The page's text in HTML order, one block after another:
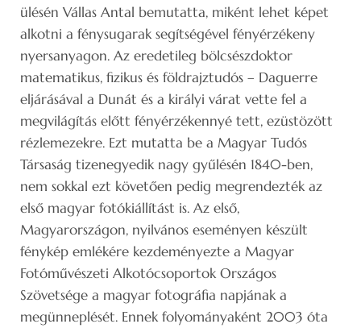
ülésén Vállas Antal bemutatta, miként lehet képet
alkotni a fénysugarak segítségével fényérzékeny
nyersanyagon. Az eredetileg bölcsészdoktor
matematikus, fizikus és földrajztudós – Daguerre
eljárásával a Dunát és a királyi várat vette fel a
megvilágítás előtt fényérzékennyé tett, ezüstözött
rézlemezekre. Ezt mutatta be a Magyar Tudós
Társaság tizenegyedik nagy gyűlésén 1840-ben,
nem sokkal ezt követően pedig megrendezték az
első magyar fotókiállítást is. Az első,
Magyarországon, nyilvános eseményen készült
fénykép emlékére kezdeményezte a Magyar
Fotóművészeti Alkotócsoportok Országos
Szövetsége a magyar fotográfia napjának a
megünneplését. Ennek folyományaként 2003 óta